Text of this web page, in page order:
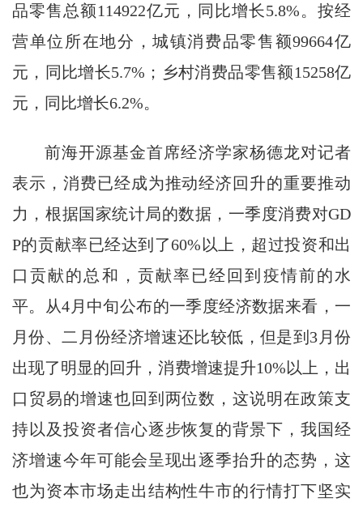
品零售总额114922亿元，同比增长5.8%。按经
营单位所在地分，城镇消费品零售额99664亿
元，同比增长5.7%；乡村消费品零售额15258亿
元，同比增长6.2%。
前海开源基金首席经济学家杨德龙对记者
表示，消费已经成为推动经济回升的重要推动
力，根据国家统计局的数据，一季度消费对GD
P的贡献率已经达到了60%以上，超过投资和出
口贡献的总和，贡献率已经回到疫情前的水
平。从4月中旬公布的一季度经济数据来看，一
月份、二月份经济增速还比较低，但是到3月份
出现了明显的回升，消费增速提升10%以上，出
口贸易的增速也回到两位数，这说明在政策支
持以及投资者信心逐步恢复的背景下，我国经
济增速今年可能会呈现出逐季抬升的态势，这
也为资本市场走出结构性牛市的行情打下坚实